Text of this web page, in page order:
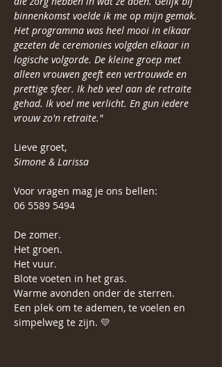
binnenkomst voelde ik me op mijn gemak.
Het programma was heel mooi in elkaar
gezeten de ceremonies volgden elkaar in
logische volgorde. De kleine groep met
alleen vrouwen geeft een vertrouwde en
prettige sfeer. Ik heb veel aan de retraite
gehad. Ik voel me verlicht. En gun iedere
vrouw zo'n retraite."
Lieve groet,
Simone & Larissa
Voor vragen mag je ons bellen:
06 5589 5494
De zomer.
Het groen.
Het vuur.
Blote voeten in het gras.
Warme avonden onder de sterren.
Een plek om te ademen, te voelen en
simpelweg te zijn. 💛